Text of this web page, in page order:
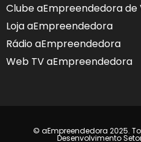
Clube aEmpreendedora de
Loja aEmpreendedora
Rádio aEmpreendedora
Web TV aEmpreendedora
© aEmpreendedora 2025.
Desenvolvimento